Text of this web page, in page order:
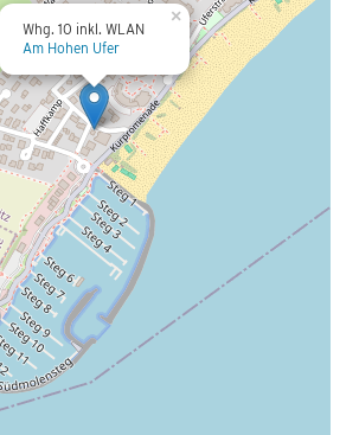
Whg. 10 inkl. WLAN
Am Hohen Ufer
×